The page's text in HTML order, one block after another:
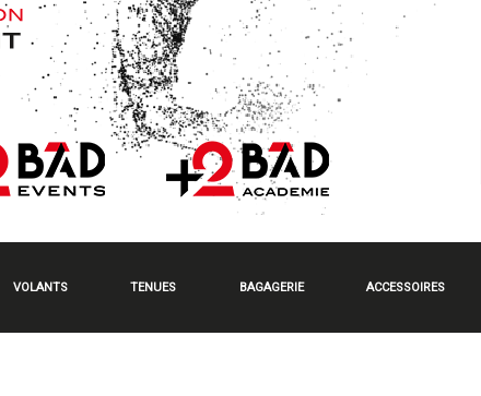
VOLANTS TENUES BAGAGERIE ACCESSOIRES